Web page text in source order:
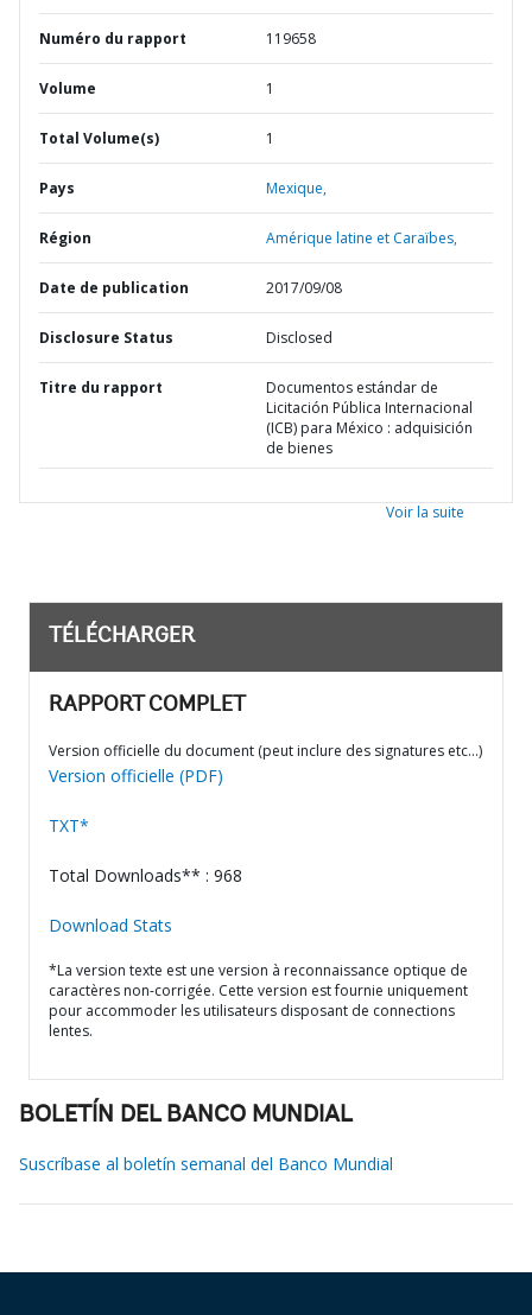
Numéro du rapport 119658
Volume 1
Total Volume(s) 1
Pays Mexique,
Région Amérique latine et Caraïbes,
Date de publication 2017/09/08
Disclosure Status Disclosed
Titre du rapport
Documentos estándar de
Licitación Pública Internacional
(ICB) para México : adquisición
de bienes
Voir la suite
TÉLÉCHARGER
RAPPORT COMPLET
Version officielle du document (peut inclure des signatures etc…)
Version officielle (PDF)
TXT*
Total Downloads** : 968
Download Stats
*La version texte est une version à reconnaissance optique de
caractères non-corrigée. Cette version est fournie uniquement
pour accommoder les utilisateurs disposant de connections
lentes.
BOLETÍN DEL BANCO MUNDIAL
Suscríbase al boletín semanal del Banco Mundial